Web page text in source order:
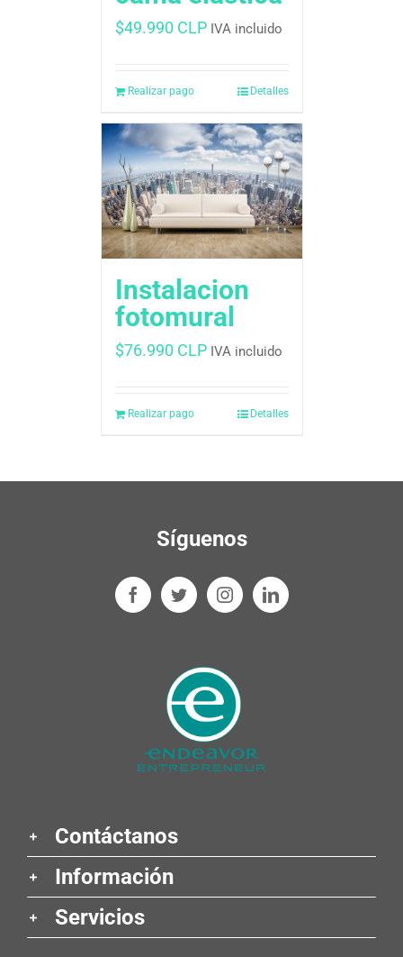
$49.990 CLP IVA incluido
Realizar pago Detalles
Instalacion
fotomural
$76.990 CLP IVA incluido
Realizar pago Detalles
Síguenos
Contáctanos
Información
Servicios